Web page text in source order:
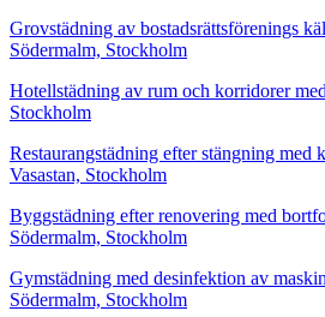
Grovstädning av bostadsrättsförenings
Södermalm, Stockholm
Hotellstädning av rum och korridorer
Stockholm
Restaurangstädning efter stängning med
Vasastan, Stockholm
Byggstädning efter renovering med
Södermalm, Stockholm
Gymstädning med desinfektion av
Södermalm, Stockholm